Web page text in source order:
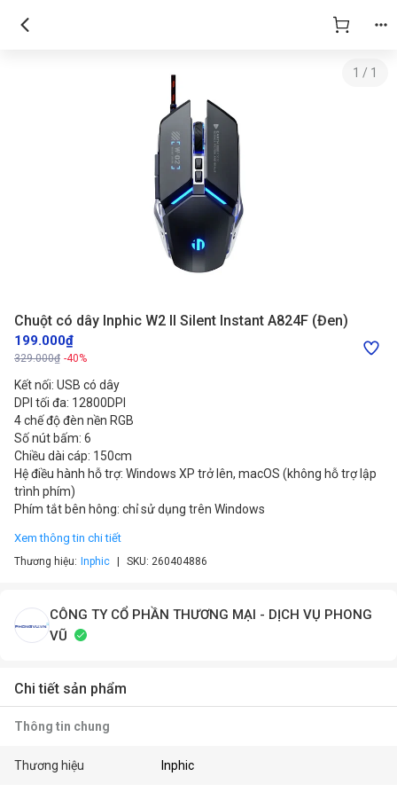
1 / 1
Chuột có dây Inphic W2 II Silent Instant A824F (Đen)
199.000₫
329.000₫ -40%
Kết nối: USB có dây
DPI tối đa: 12800DPI
4 chế độ đèn nền RGB
Số nút bấm: 6
Chiều dài cáp: 150cm
Hệ điều hành hỗ trợ: Windows XP trở lên, macOS (không hỗ trợ lập
trình phím)
Phím tắt bên hông: chỉ sử dụng trên Windows
Xem thông tin chi tiết
Thương hiệu: Inphic SKU: 260404886
CÔNG TY CỔ PHẦN THƯƠNG MẠI - DỊCH VỤ PHONG
VŨ
Chi tiết sản phẩm
Thông tin chung
Thương hiệu Inphic